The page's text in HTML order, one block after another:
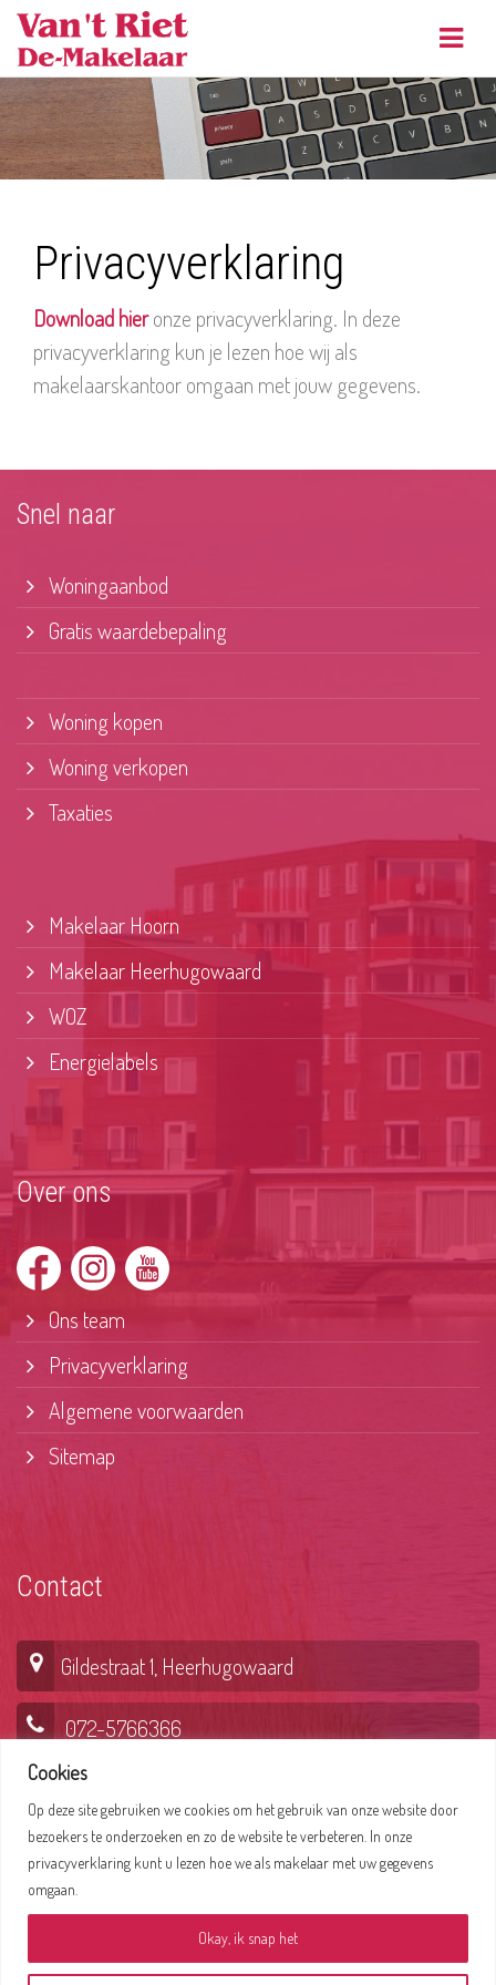
Cookies
Op deze site gebruiken we cookies om het gebruik van onze website door
bezoekers te onderzoeken en zo de website te verbeteren. In onze
privacyverklaring kunt u lezen hoe we als makelaar met uw gegevens
omgaan.
Okay, ik snap het
Privacyverklaring
Download hieronze privacyverklaring. In deze
privacyverklaring kun je lezen hoe wij als
makelaarskantoor omgaan met jouw gegevens.
Snel naar
Woningaanbod
Gratis waardebepaling
Woning kopen
Woning verkopen
Taxaties
Makelaar Hoorn
Makelaar Heerhugowaard
WOZ
Energielabels
Over ons
Ons team
Privacyverklaring
Algemene voorwaarden
Sitemap
Contact
Gildestraat 1, Heerhugowaard
072-5766366
Lepelaar 6, Hoorn
0229-235356